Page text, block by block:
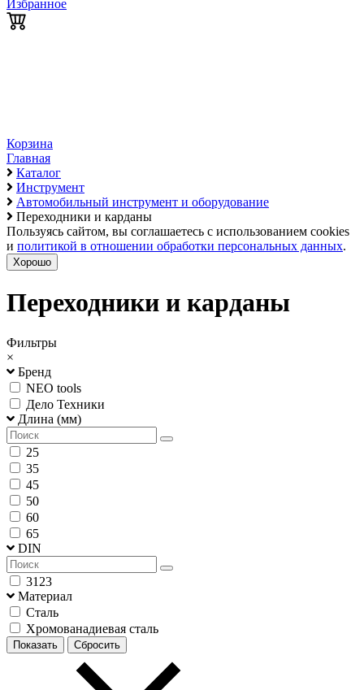
Избранное
Корзина
Главная
Каталог
Инструмент
Автомобильный инструмент и оборудование
Переходники и карданы
Пользуясь сайтом, вы соглашаетесь с использованием cookies
и политикой в отношении обработки персональных данных.
Хорошо
Переходники и карданы
Фильтры
×
Бренд
NEO tools
Дело Техники
Длина (мм)
25
35
45
50
60
65
DIN
3123
Материал
Сталь
Хромованадиевая сталь